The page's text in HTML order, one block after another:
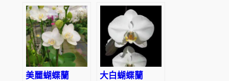
美麗蝴蝶蘭
大白蝴蝶蘭